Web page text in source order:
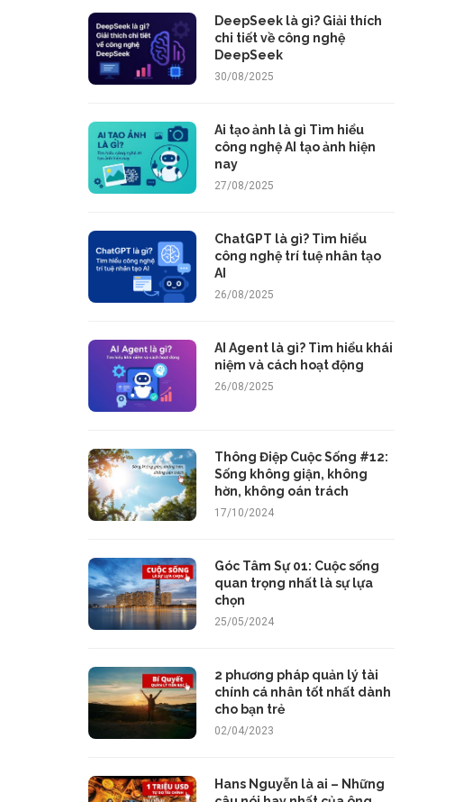
DeepSeek là gì? Giải thích
chi tiết về công nghệ
DeepSeek
30/08/2025
Ai tạo ảnh là gì Tìm hiểu
công nghệ AI tạo ảnh hiện
nay
27/08/2025
ChatGPT là gì? Tìm hiểu
công nghệ trí tuệ nhân tạo
AI
26/08/2025
AI Agent là gì? Tìm hiểu khái
niệm và cách hoạt động
26/08/2025
Thông Điệp Cuộc Sống #12:
Sống không giận, không
hờn, không oán trách
17/10/2024
Góc Tâm Sự 01: Cuộc sống
quan trọng nhất là sự lựa
chọn
25/05/2024
2 phương pháp quản lý tài
chính cá nhân tốt nhất dành
cho bạn trẻ
02/04/2023
Hans Nguyễn là ai – Những